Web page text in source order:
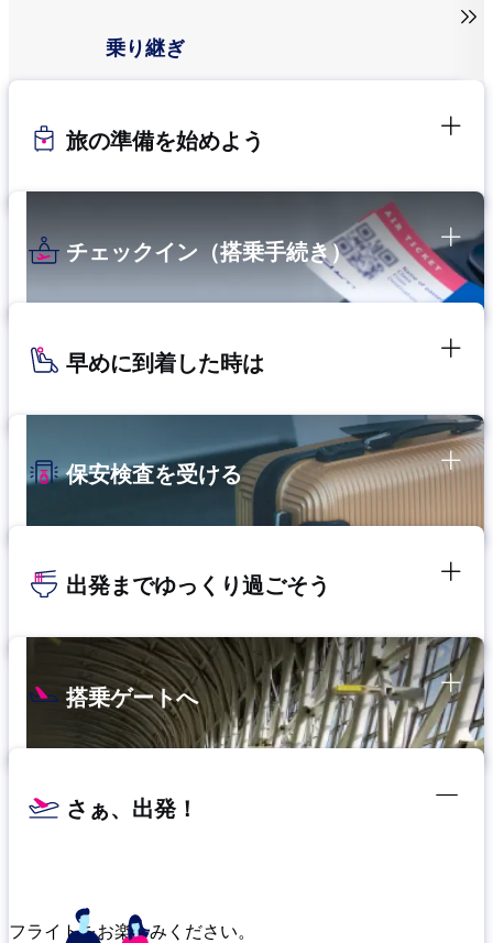
乗り継ぎ

旅の準備を始めよう
チェックイン（搭乗手続き）
早めに到着した時は
保安検査を受ける
出発までゆっくり過ごそう
搭乗ゲートへ
さぁ、出発！
フライトをお楽しみください。